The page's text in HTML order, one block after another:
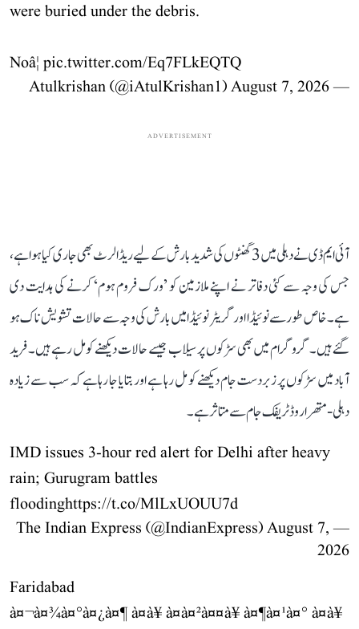
were buried under the debris.
Noâ¦ pic.twitter.com/Eq7FLkEQTQ
— Atulkrishan (@iAtulKrishan1)
August 7, 2026
ADVERTISEMENT
آئی ایم ڈی نے دہلی میں 3 گھنٹوں کی شدید بارش کے لیے ریڈ الرٹ بھی جاری کیا ہوا ہے،
جس کی وجہ سے کئی دفاتر نے اپنے ملازمین کو ’ورک فروم ہوم‘ کرنے کی ہدایت دی
ہے۔ خاص طور سے نوئیڈا اور گریٹر نوئیڈا میں بارش کی وجہ سے حالات تشویش ناک ہو
گئے ہیں۔ گروگرام میں بھی سڑکوں پر سیلاب جیسے حالات دیکھنے کو مل رہے ہیں۔ فرید
آباد میں سڑکوں پر زبردست جام دیکھنے کو مل رہا ہے اور بتایا جا رہا ہے کہ سب سے زیادہ
دہلی-متھرا روڈ ٹریفک جام سے متاثر ہے۔
IMD issues 3-hour red alert for Delhi after heavy
rain; Gurugram battles
floodinghttps://t.co/MlLxUOUU7d
— The Indian Express (@IndianExpress)
August 7,
2026
Faridabad
à¤¬à¤¾à¤°à¤¿à¤¶ à¤à¥ à¤à¤²à¤¤à¥ à¤¶à¤¹à¤° à¤à¥